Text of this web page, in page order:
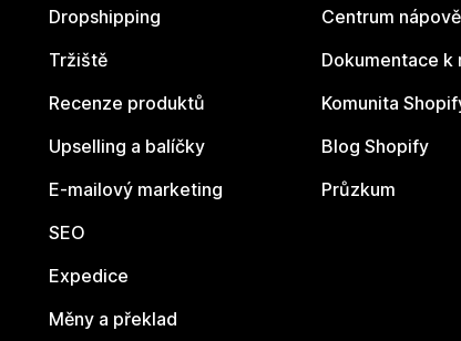
Dropshipping
Tržiště
Recenze produktů
Upselling a balíčky
E-mailový marketing
SEO
Expedice
Měny a překlad
Centrum
Dokumentace k
Komunita
Blog Shopify
Průzkum